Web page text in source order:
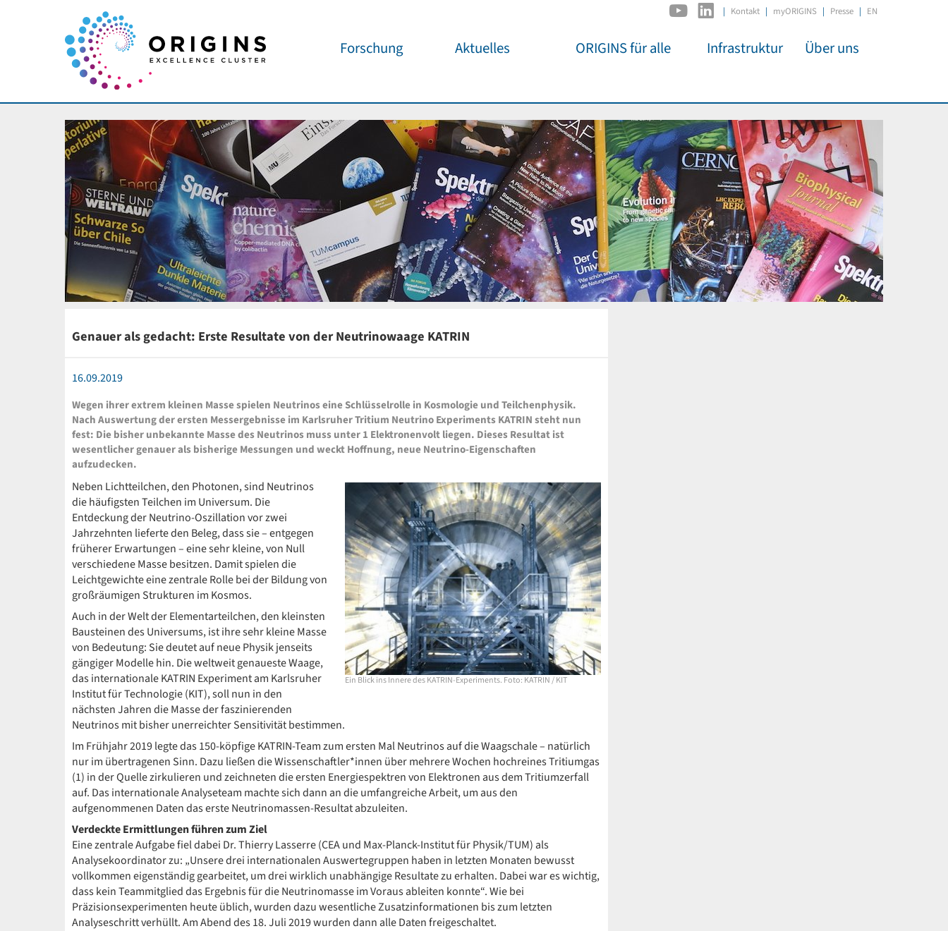
| Kontakt myORIGINS Presse EN
Forschung
Workshop-Support
Seed-Projekte
Forschungspartner
Publikationen
Aktuelles
Events
Öffentliche Events
Wichtige Termine
ORIGINS für alle
Café & Kosmos
Kosmisches Kino
Wissenschaft für
Jedermann
Für Schulen
Vortragspool
Infrastruktur
ODSL / ODC
D-Hub
CORE
Über uns
Gremien
Organisation
Institutionen
Mentoring
Stellenangebote
Genauer als gedacht: Erste Resultate von der Neutrinowaage KATRIN
16.09.2019
Wegen ihrer extrem kleinen Masse spielen Neutrinos eine Schlüsselrolle in Kosmologie und Teilchenphysik.
Nach Auswertung der ersten Messergebnisse im Karlsruher Tritium Neutrino Experiments KATRIN steht nun
fest: Die bisher unbekannte Masse des Neutrinos muss unter 1 Elektronenvolt liegen. Dieses Resultat ist
wesentlicher genauer als bisherige Messungen und weckt Hoffnung, neue Neutrino-Eigenschaften
aufzudecken.
Ein Blick ins Innere des KATRIN-Experiments. Foto: KATRIN / KIT
Neben Lichtteilchen, den Photonen, sind Neutrinos
die häufigsten Teilchen im Universum. Die
Entdeckung der Neutrino-Oszillation vor zwei
Jahrzehnten lieferte den Beleg, dass sie – entgegen
früherer Erwartungen – eine sehr kleine, von Null
verschiedene Masse besitzen. Damit spielen die
Leichtgewichte eine zentrale Rolle bei der Bildung von
großräumigen Strukturen im Kosmos.
Auch in der Welt der Elementarteilchen, den kleinsten
Bausteinen des Universums, ist ihre sehr kleine Masse
von Bedeutung: Sie deutet auf neue Physik jenseits
gängiger Modelle hin. Die weltweit genaueste Waage,
das internationale KATRIN Experiment am Karlsruher
Institut für Technologie (KIT), soll nun in den
nächsten Jahren die Masse der faszinierenden
Neutrinos mit bisher unerreichter Sensitivität bestimmen.
Im Frühjahr 2019 legte das 150-köpfige KATRIN-Team zum ersten Mal Neutrinos auf die Waagschale – natürlich
nur im übertragenen Sinn. Dazu ließen die Wissenschaftler*innen über mehrere Wochen hochreines Tritiumgas
(1) in der Quelle zirkulieren und zeichneten die ersten Energiespektren von Elektronen aus dem Tritiumzerfall
auf. Das internationale Analyseteam machte sich dann an die umfangreiche Arbeit, um aus den
aufgenommenen Daten das erste Neutrinomassen-Resultat abzuleiten.
Verdeckte Ermittlungen führen zum Ziel
Eine zentrale Aufgabe fiel dabei Dr. Thierry Lasserre (CEA und Max-Planck-Institut für Physik/TUM) als
Analysekoordinator zu: „Unsere drei internationalen Auswertegruppen haben in letzten Monaten bewusst
vollkommen eigenständig gearbeitet, um drei wirklich unabhängige Resultate zu erhalten. Dabei war es wichtig,
dass kein Teammitglied das Ergebnis für die Neutrinomasse im Voraus ableiten konnte“. Wie bei
Präzisionsexperimenten heute üblich, wurden dazu wesentliche Zusatzinformationen bis zum letzten
Analyseschritt verhüllt. Am Abend des 18. Juli 2019 wurden dann alle Daten freigeschaltet.